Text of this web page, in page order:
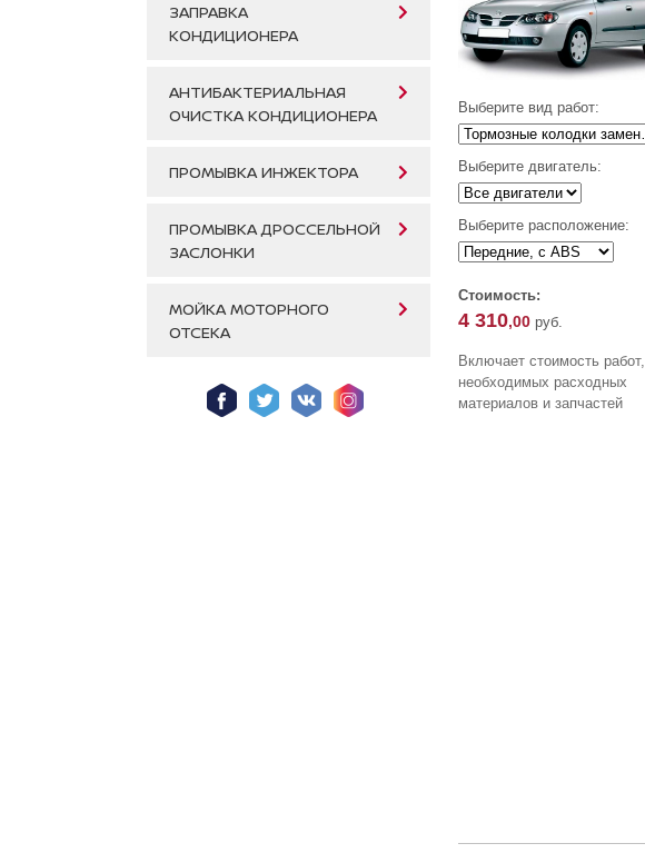
ЗАПРАВКА
КОНДИЦИОНЕРА
АНТИБАКТЕРИАЛЬНАЯ
ОЧИСТКА КОНДИЦИОНЕРА
ПРОМЫВКА ИНЖЕКТОРА
ПРОМЫВКА ДРОССЕЛЬНОЙ
ЗАСЛОНКИ
МОЙКА МОТОРНОГО
ОТСЕКА
Выберите вид работ:
Выберите двигатель:
Выберите расположение:
Стоимость:
4 310,00 руб.
Включает стоимость работ,
необходимых расходных
материалов и запчастей